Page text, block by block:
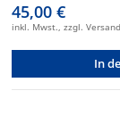
45,00 €
inkl. Mwst., zzgl. Versand
In